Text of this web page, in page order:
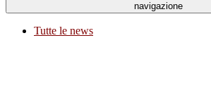
navigazione
Tutte le news